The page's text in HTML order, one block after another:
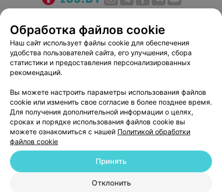
Медицинский маркетинг
Публичный договор
Пользовательское соглашение
Способы оплаты
Вакансии
Партнеры
Написать руководителю 103.by
Персональные настройки cookie
Обработка персональных данных
Обработка файлов cookie
Наш сайт использует файлы cookie для обеспечения
удобства пользователей сайта, его улучшения, сбора
статистики и предоставления персонализированных
рекомендаций.
Вы можете настроить параметры использования файлов
cookie или изменить свое согласие в более позднее время.
Для получения дополнительной информации о целях,
сроках и порядке использования файлов cookie вы
можете ознакомиться с нашей Политикой обработки
файлов cookie
Отклонить
Принять